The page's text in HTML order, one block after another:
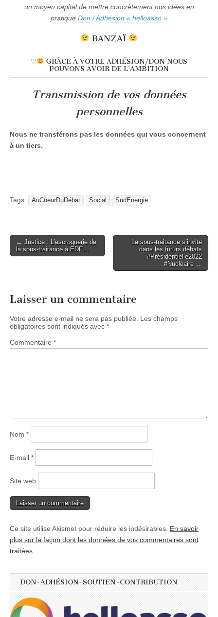
un moyen capital de mettre concrètement nos idées en
pratique Don / Adhésion « helloasso »
BANZAÏ
♡
GRÂCE À VOTRE ADHÉSION/DON NOUS
POUVONS AVOIR DE L’AMBITION
Transmission de vos données
personnelles
Nous ne transférons pas les données qui vous concernent
à un tiers.
Tags: AuCoeurDuDébat Social SudEnergie
Post
navigation
← Justice : L’escroquerie de
la sous-traitance à EDF…
La sous-traitance s’invite
dans les futurs débats
#Présidentielle2022
#Nucléaire →
Laisser un commentaire
Votre adresse e-mail ne sera pas publiée.
Les champs
obligatoires sont indiqués avec *
Commentaire *
Nom *
E-mail *
Site web
Ce site utilise Akismet pour réduire les indésirables. En savoir
plus sur la façon dont les données de vos commentaires sont
traitées
DON-ADHÉSION-SOUTIEN-CONTRIBUTION